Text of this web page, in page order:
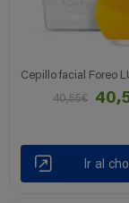
Cepillo facial Foreo
40,55€
Ir al